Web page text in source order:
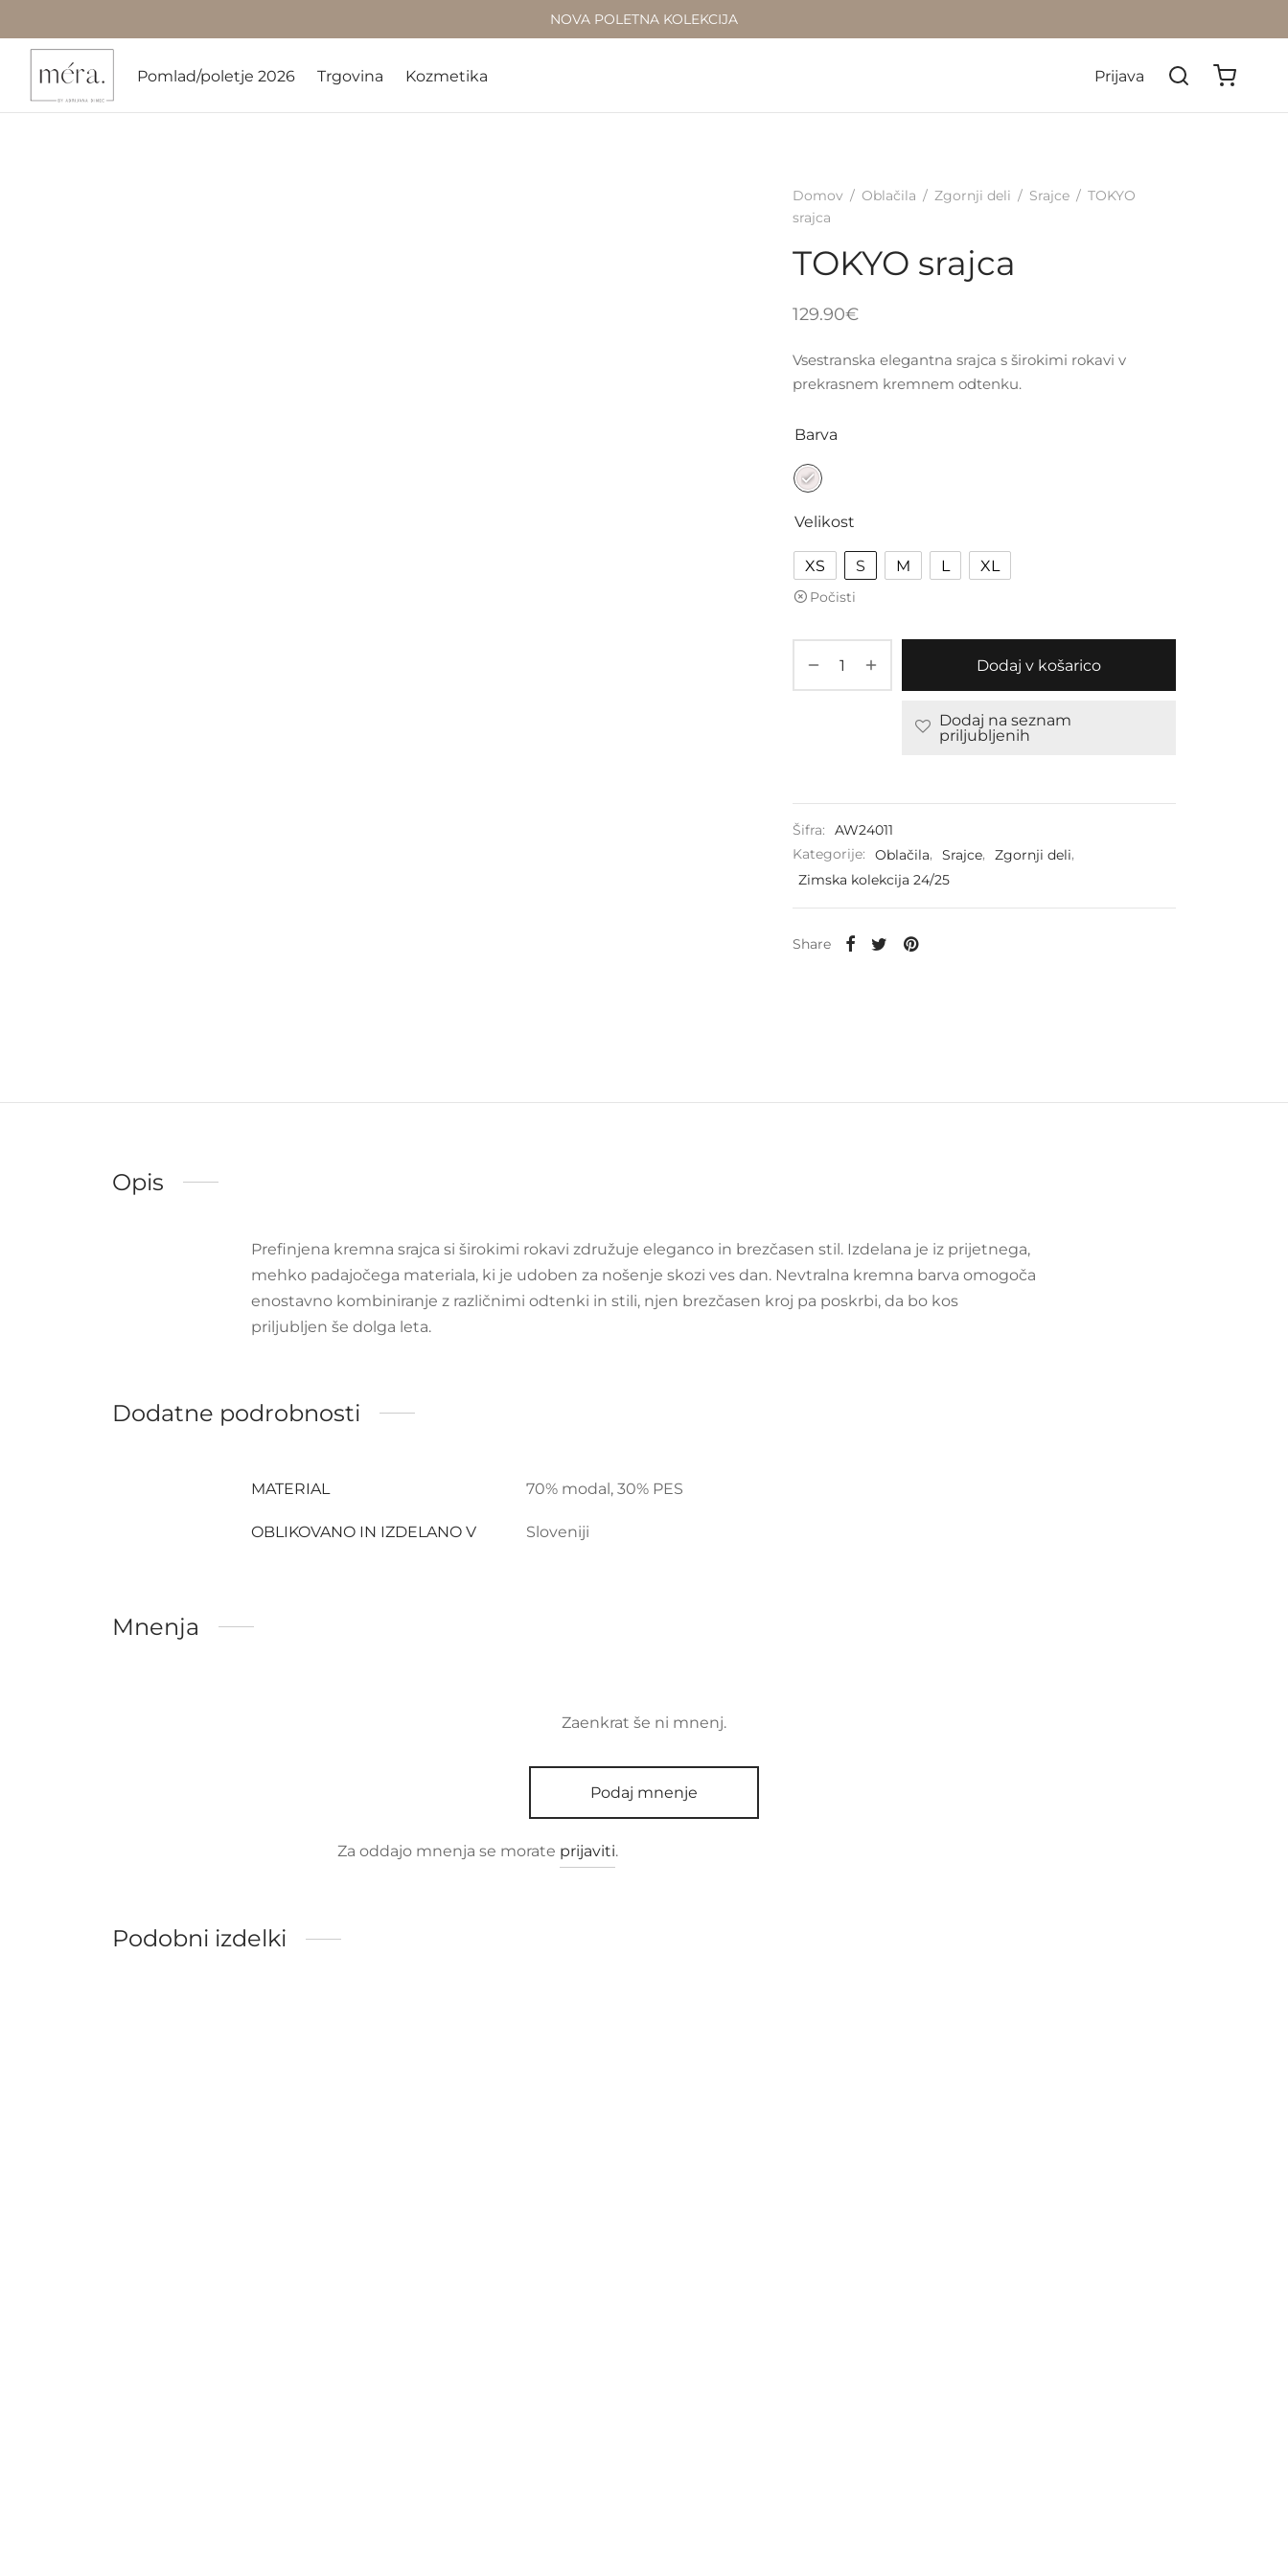
NOVA POLETNA KOLEKCIJA
Pomlad/poletje 2026 Trgovina Kozmetika Prijava
Domov / Oblačila / Zgornji deli / Srajce / TOKYO
srajca
TOKYO srajca
129.90€
Vsestranska elegantna srajca s širokimi rokavi v
prekrasnem kremnem odtenku.
Barva
Velikost
XS S M L XL
Počisti
Dodaj v košarico
Dodaj na seznam
priljubljenih
Šifra:
AW24011
Kategorije:
Oblačila, Srajce, Zgornji deli,
Zimska kolekcija 24/25
Share
Opis
Prefinjena kremna srajca si širokimi rokavi združuje eleganco in brezčasen stil. Izdelana je iz prijetnega,
mehko padajočega materiala, ki je udoben za nošenje skozi ves dan. Nevtralna kremna barva omogoča
enostavno kombiniranje z različnimi odtenki in stili, njen brezčasen kroj pa poskrbi, da bo kos
priljubljen še dolga leta.
Dodatne podrobnosti
MATERIAL 70% modal, 30% PES
OBLIKOVANO IN IZDELANO V Sloveniji
Mnenja
Zaenkrat še ni mnenj.
Podaj mnenje
Za oddajo mnenja se morate prijaviti.
Podobni izdelki